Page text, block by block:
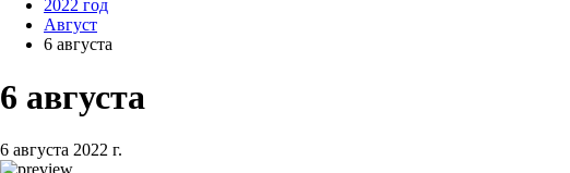
2022 год
Август
6 августа
6 августа
6 августа 2022 г.